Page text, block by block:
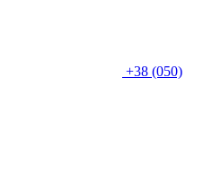
+38 (050)